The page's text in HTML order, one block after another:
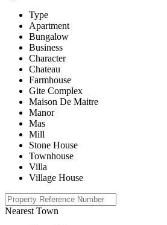
Type
Apartment
Bungalow
Business
Character
Chateau
Farmhouse
Gite Complex
Maison De Maitre
Manor
Mas
Mill
Stone House
Townhouse
Villa
Village House
Nearest Town